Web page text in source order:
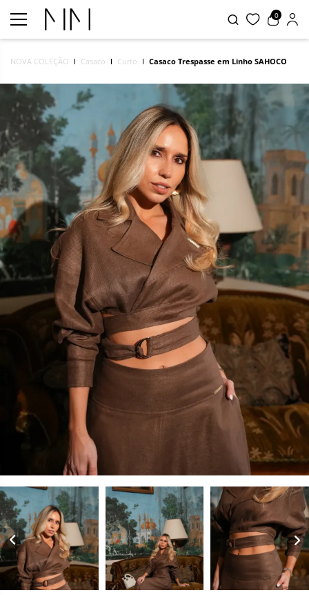
0
NOVA COLEÇÃO Casaco Curto Casaco Trespasse em Linho SAHOCO